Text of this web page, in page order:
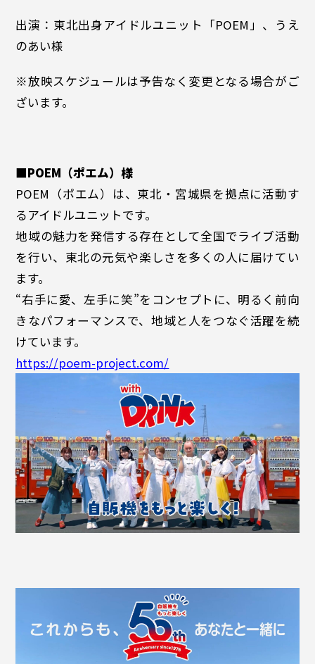
出演：東北出身アイドルユニット「POEM」、うえ
のあい様
※放映スケジュールは予告なく変更となる場合がご
ざいます。
■POEM（ポエム）様
POEM（ポエム）は、東北・宮城県を拠点に活動す
るアイドルユニットです。
地域の魅力を発信する存在として全国でライブ活動
を行い、東北の元気や楽しさを多くの人に届けてい
ます。
“右手に愛、左手に笑”をコンセプトに、明るく前向
きなパフォーマンスで、地域と人をつなぐ活躍を続
けています。
https://poem-project.com/